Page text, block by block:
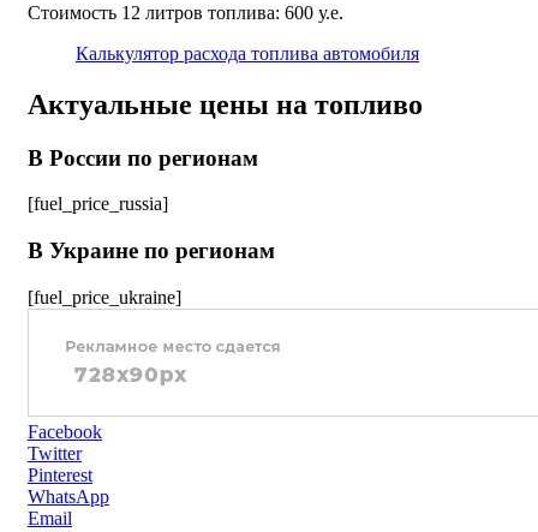
Стоимость 12 литров топлива: 600 у.е.
Калькулятор расхода топлива автомобиля
Актуальные цены на топливо
В России по регионам
[fuel_price_russia]
В Украине по регионам
[fuel_price_ukraine]
Facebook
Twitter
Pinterest
WhatsApp
Email